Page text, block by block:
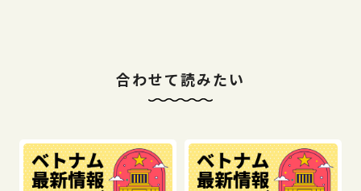
合わせて読みたい